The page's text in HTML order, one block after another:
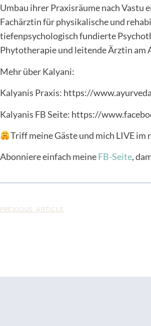
Umbau ihrer Praxisräume nach Vastu
Fachärztin für physikalische und
tiefenpsychologisch fundierte
Phytotherapie und leitende Ärztin am
Mehr über Kalyani:
Kalyanis Praxis: https://
Kalyanis FB Seite: https://
Triff meine Gäste und mich LIVE
Abonniere einfach meineFB-Seite,
PREVIOUS ARTICLE